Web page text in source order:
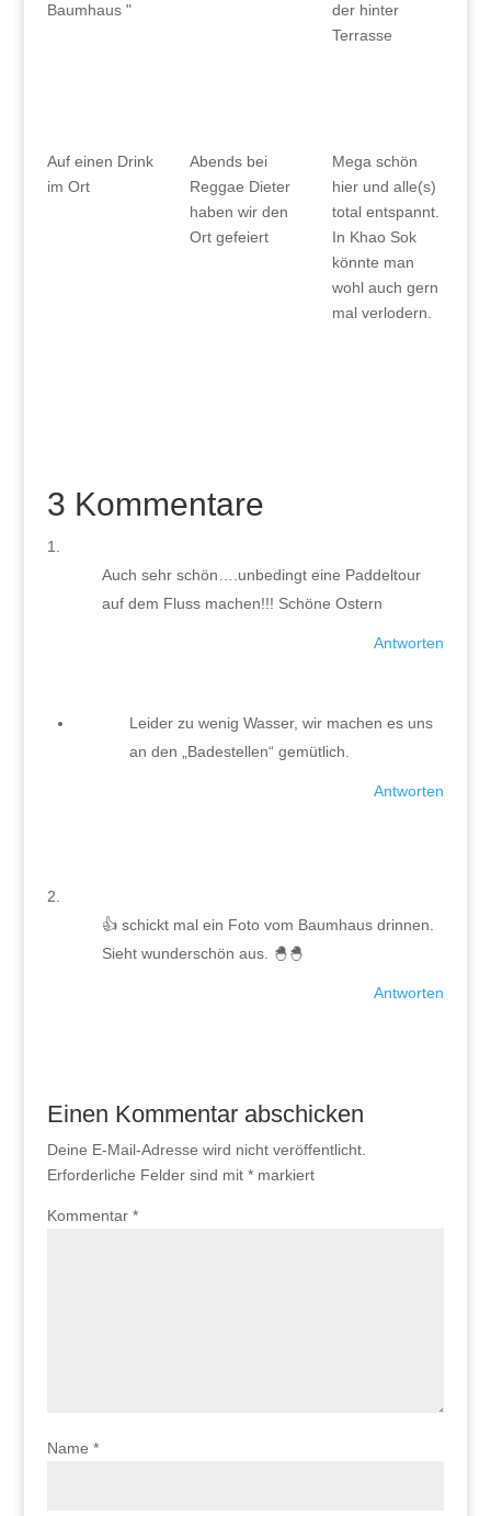
Baumhaus "
der hinter
Terrasse
Auf einen Drink
im Ort
Abends bei
Reggae Dieter
haben wir den
Ort gefeiert
Mega schön
hier und alle(s)
total entspannt.
In Khao Sok
könnte man
wohl auch gern
mal verlodern.
3 Kommentare
Auch sehr schön….unbedingt eine Paddeltour
auf dem Fluss machen!!! Schöne Ostern
Antworten
Leider zu wenig Wasser, wir machen es uns
an den „Badestellen“ gemütlich.
Antworten
👍 schickt mal ein Foto vom Baumhaus drinnen.
Sieht wunderschön aus. 🐣🐣
Antworten
Einen Kommentar abschicken
Deine E-Mail-Adresse wird nicht veröffentlicht.
Erforderliche Felder sind mit *markiert
Kommentar *
Name *